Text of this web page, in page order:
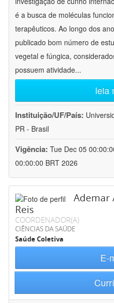
é a busca de moléculas
terapêuticos. Ao longo dos
publicado bom número de
vegetal e fúngica,
possuem atividade...
leia
Instituição/UF/País:
PR - Brasil
Vigência: Tue Dec 05
00:00:00 BRT 2026
Ademar
Reis
COORDENADOR(A)
CIÊNCIAS DA SAÚDE
Saúde Coletiva
E-